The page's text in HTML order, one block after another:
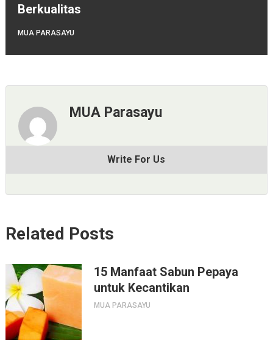
Berkualitas
MUA PARASAYU
MUA Parasayu
Write For Us
Related Posts
15 Manfaat Sabun Pepaya
untuk Kecantikan
MUA PARASAYU